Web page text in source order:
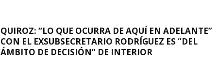
QUIROZ: “LO QUE OCURRA DE AQUÍ EN ADELANTE”
CON EL EXSUBSECRETARIO RODRÍGUEZ ES “DEL
ÁMBITO DE DECISIÓN” DE INTERIOR